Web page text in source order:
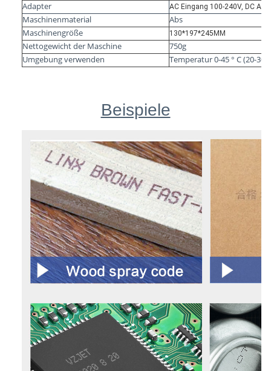
Adapter
AC Eingang 100-240V, DC
Maschinenmaterial
Abs
Maschinengröße
130*197*245MM
Nettogewicht der Maschine
750g
Umgebung verwenden
Temperatur 0-45 ° C (20-30
Beispiele